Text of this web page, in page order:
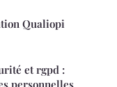
Qualiopi
et rgpd :
personnelles